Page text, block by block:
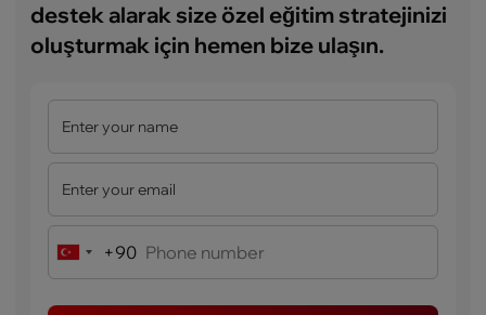
destek alarak size özel eğitim stratejinizi
oluşturmak için hemen bize ulaşın.
Turkey+90